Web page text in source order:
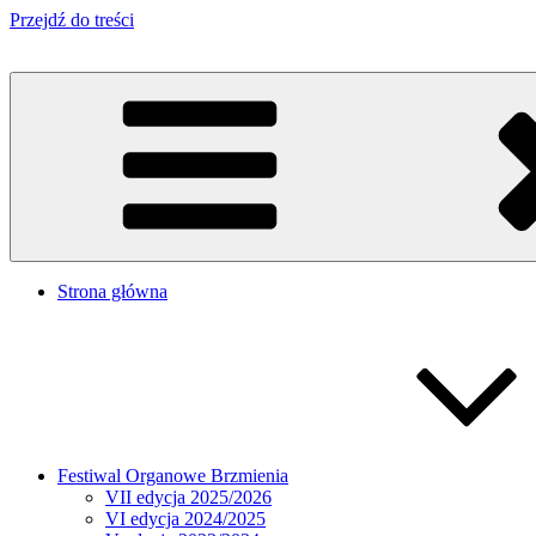
Przejdź do treści
Strona główna
Festiwal Organowe Brzmienia
VII edycja 2025/2026
VI edycja 2024/2025